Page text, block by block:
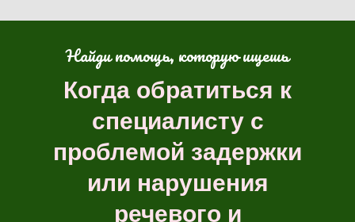
Найди помощь, которую ищешь
Когда обратиться к
специалисту с
проблемой задержки
или нарушения
речевого и